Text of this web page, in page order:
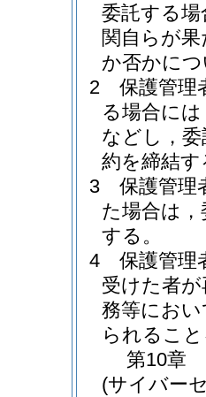
委託する
関自らが
か否かに
2
保護管理
る場合に
などし，
約を締結す
3
保護管理
た場合は
する。
4
保護管理
受けた者
務等にお
られるこ
第10章
(サイバー